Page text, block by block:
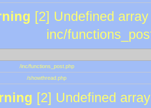
[2] Undefined
inc/
/inc/functions_post.php
/showthread.php
[2] Undefined